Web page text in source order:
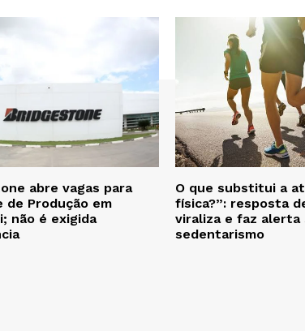
abre vagas para
de Produção em
não é exigida
O que substitui a
física?”: resposta
viraliza e faz alerta
sedentarismo